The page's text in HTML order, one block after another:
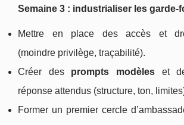
Semaine 3 : industrialiser les garde-
Mettre en place des accès et
(moindre privilège, traçabilité).
Créer des prompts modèleset
réponse attendus (structure, ton,
Former un premier cercle